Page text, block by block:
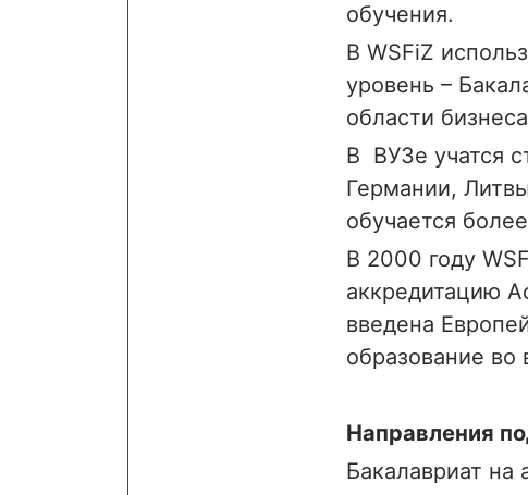
обучения.
В WSFiZ
уровень –
области
В ВУЗе учатся
Германии,
обучается
В 2000 году
аккредитацию
введена
образование во
Направления
Бакалавриат